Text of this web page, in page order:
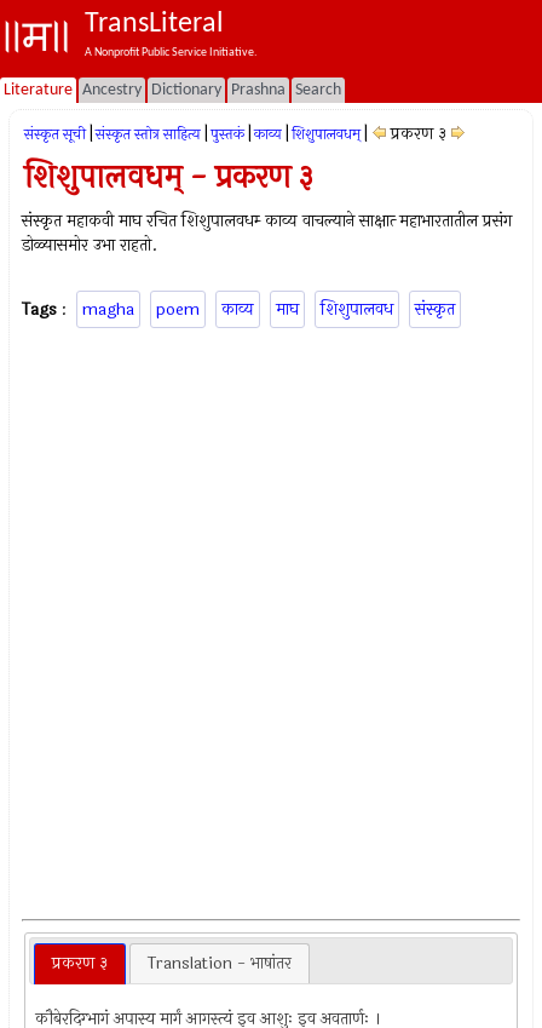
TransLiteral
A Nonprofit Public Service Initiative.
Literature Ancestry Dictionary Prashna Search
संस्कृत सूची संस्कृत स्तोत्र साहित्य पुस्तकं काव्य शिशुपालवधम्‌ प्रकरण ३
शिशुपालवधम्‌ - प्रकरण ३
संस्कृत महाकवी माघ रचित शिशुपालवधम्‍ काव्य वाचल्याने साक्षात्‍ महाभारतातील प्रसंग
डोळ्यासमोर उभा राहतो.
Tags : magha poem काव्य माघ शिशुपालवध संस्कृत
प्रकरण ३ Translation - भाषांतर
कौबेरदिग्भागं अपास्य मार्गं आगस्त्यं इव आशुः इव अवतार्णः ।